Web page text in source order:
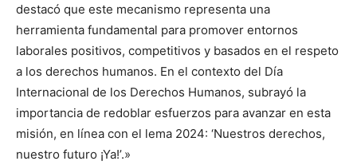
destacó que este mecanismo representa una
herramienta fundamental para promover entornos
laborales positivos, competitivos y basados en el respeto
a los derechos humanos. En el contexto del Día
Internacional de los Derechos Humanos, subrayó la
importancia de redoblar esfuerzos para avanzar en esta
misión, en línea con el lema 2024: ‘Nuestros derechos,
nuestro futuro ¡Ya!’.»